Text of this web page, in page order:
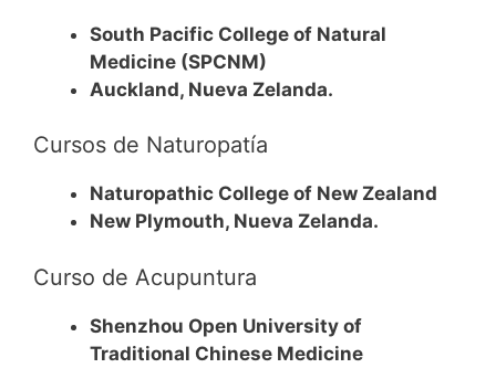
South Pacific College of Natural
Medicine (SPCNM)
Auckland, Nueva Zelanda.
Cursos de Naturopatía
Naturopathic College of New Zealand
New Plymouth, Nueva Zelanda.
Curso de Acupuntura
Shenzhou Open University of
Traditional Chinese Medicine